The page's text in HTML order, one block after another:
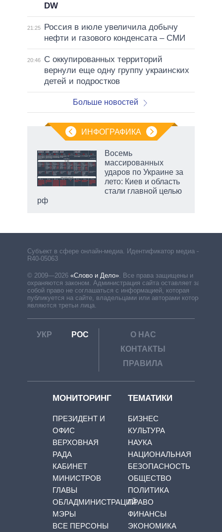
DW
21:25
Россия в июле увеличила добычу
нефти и газового конденсата – СМИ
20:46
С оккупированных территорий
вернули еще одну группу украинских
детей и подростков
Больше новостей
ИНФОГРАФИКА
Восемь
массированных
ударов по Украине за
лето: Киев и область
стали главной целью
рф
Субъект в сфере онлайн-медиа. Идентификатор медиа –
R40-05063
© 2009—2026 «Слово и Дело»
Все права защищены и
охраняются законом. Администрация сайта оставляет за
собой право не соглашаться с информацией, которая
публикуется на сайте, владельцами или авторами которой
являются третьи лица.
УКР РОС
О НАС
КОНТАКТЫ
ПРАВИЛА
МОНИТОРИНГ
ПРЕЗИДЕНТ И
ОФИС
ВЕРХОВНАЯ
РАДА
КАБИНЕТ
МИНИСТРОВ
ГЛАВЫ
ОБЛАДМИНИСТРАЦИЙ
МЭРЫ
ВСЕ ПЕРСОНЫ
ТЕМАТИКИ
БИЗНЕС
КУЛЬТУРА
НАУКА
НАЦИОНАЛЬНАЯ
БЕЗОПАСНОСТЬ
ОБЩЕСТВО
ПОЛИТИКА
ПРАВО
ФИНАНСЫ
ЭКОНОМИКА